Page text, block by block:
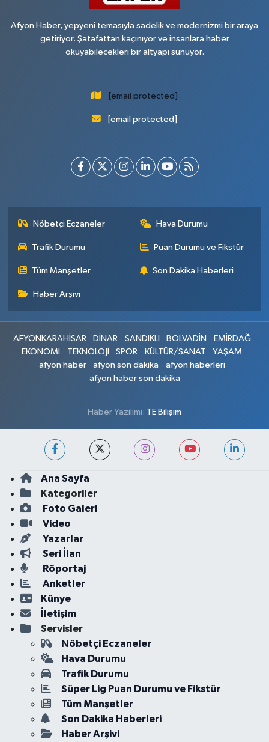
Afyon Haber, yepyeni temasıyla sadelik ve modernizmi bir araya
getiriyor. Şatafattan kaçınıyor ve insanlara haber
okuyabilecekleri bir altyapı sunuyor.
[email protected]
[email protected]
Nöbetçi Eczaneler Hava Durumu
Trafik Durumu Puan Durumu ve Fikstür
Tüm Manşetler Son Dakika Haberleri
Haber Arşivi
AFYONKARAHİSAR DİNAR SANDIKLI BOLVADİN
EMİRDAĞ
EKONOMİ
TEKNOLOJİ SPOR KÜLTÜR/SANAT
YAŞAM
afyon haber
afyon son dakika
afyon haberleri
afyon haber son dakika
Haber Yazılımı: TE Bilişim
Ana Sayfa
Kategoriler
Foto Galeri
Video
Yazarlar
Seri İlan
Röportaj
Anketler
Künye
İletişim
Servisler
Nöbetçi Eczaneler
Hava Durumu
Trafik Durumu
Süper Lig Puan Durumu ve Fikstür
Tüm Manşetler
Son Dakika Haberleri
Haber Arşivi